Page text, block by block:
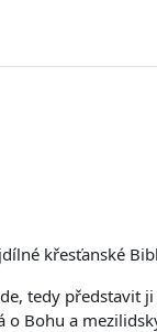
křesťanské
tedy
Bohu a